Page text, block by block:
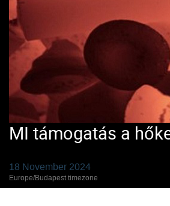
MI támogatás a
18 November 2024
Europe/Budapest timezone